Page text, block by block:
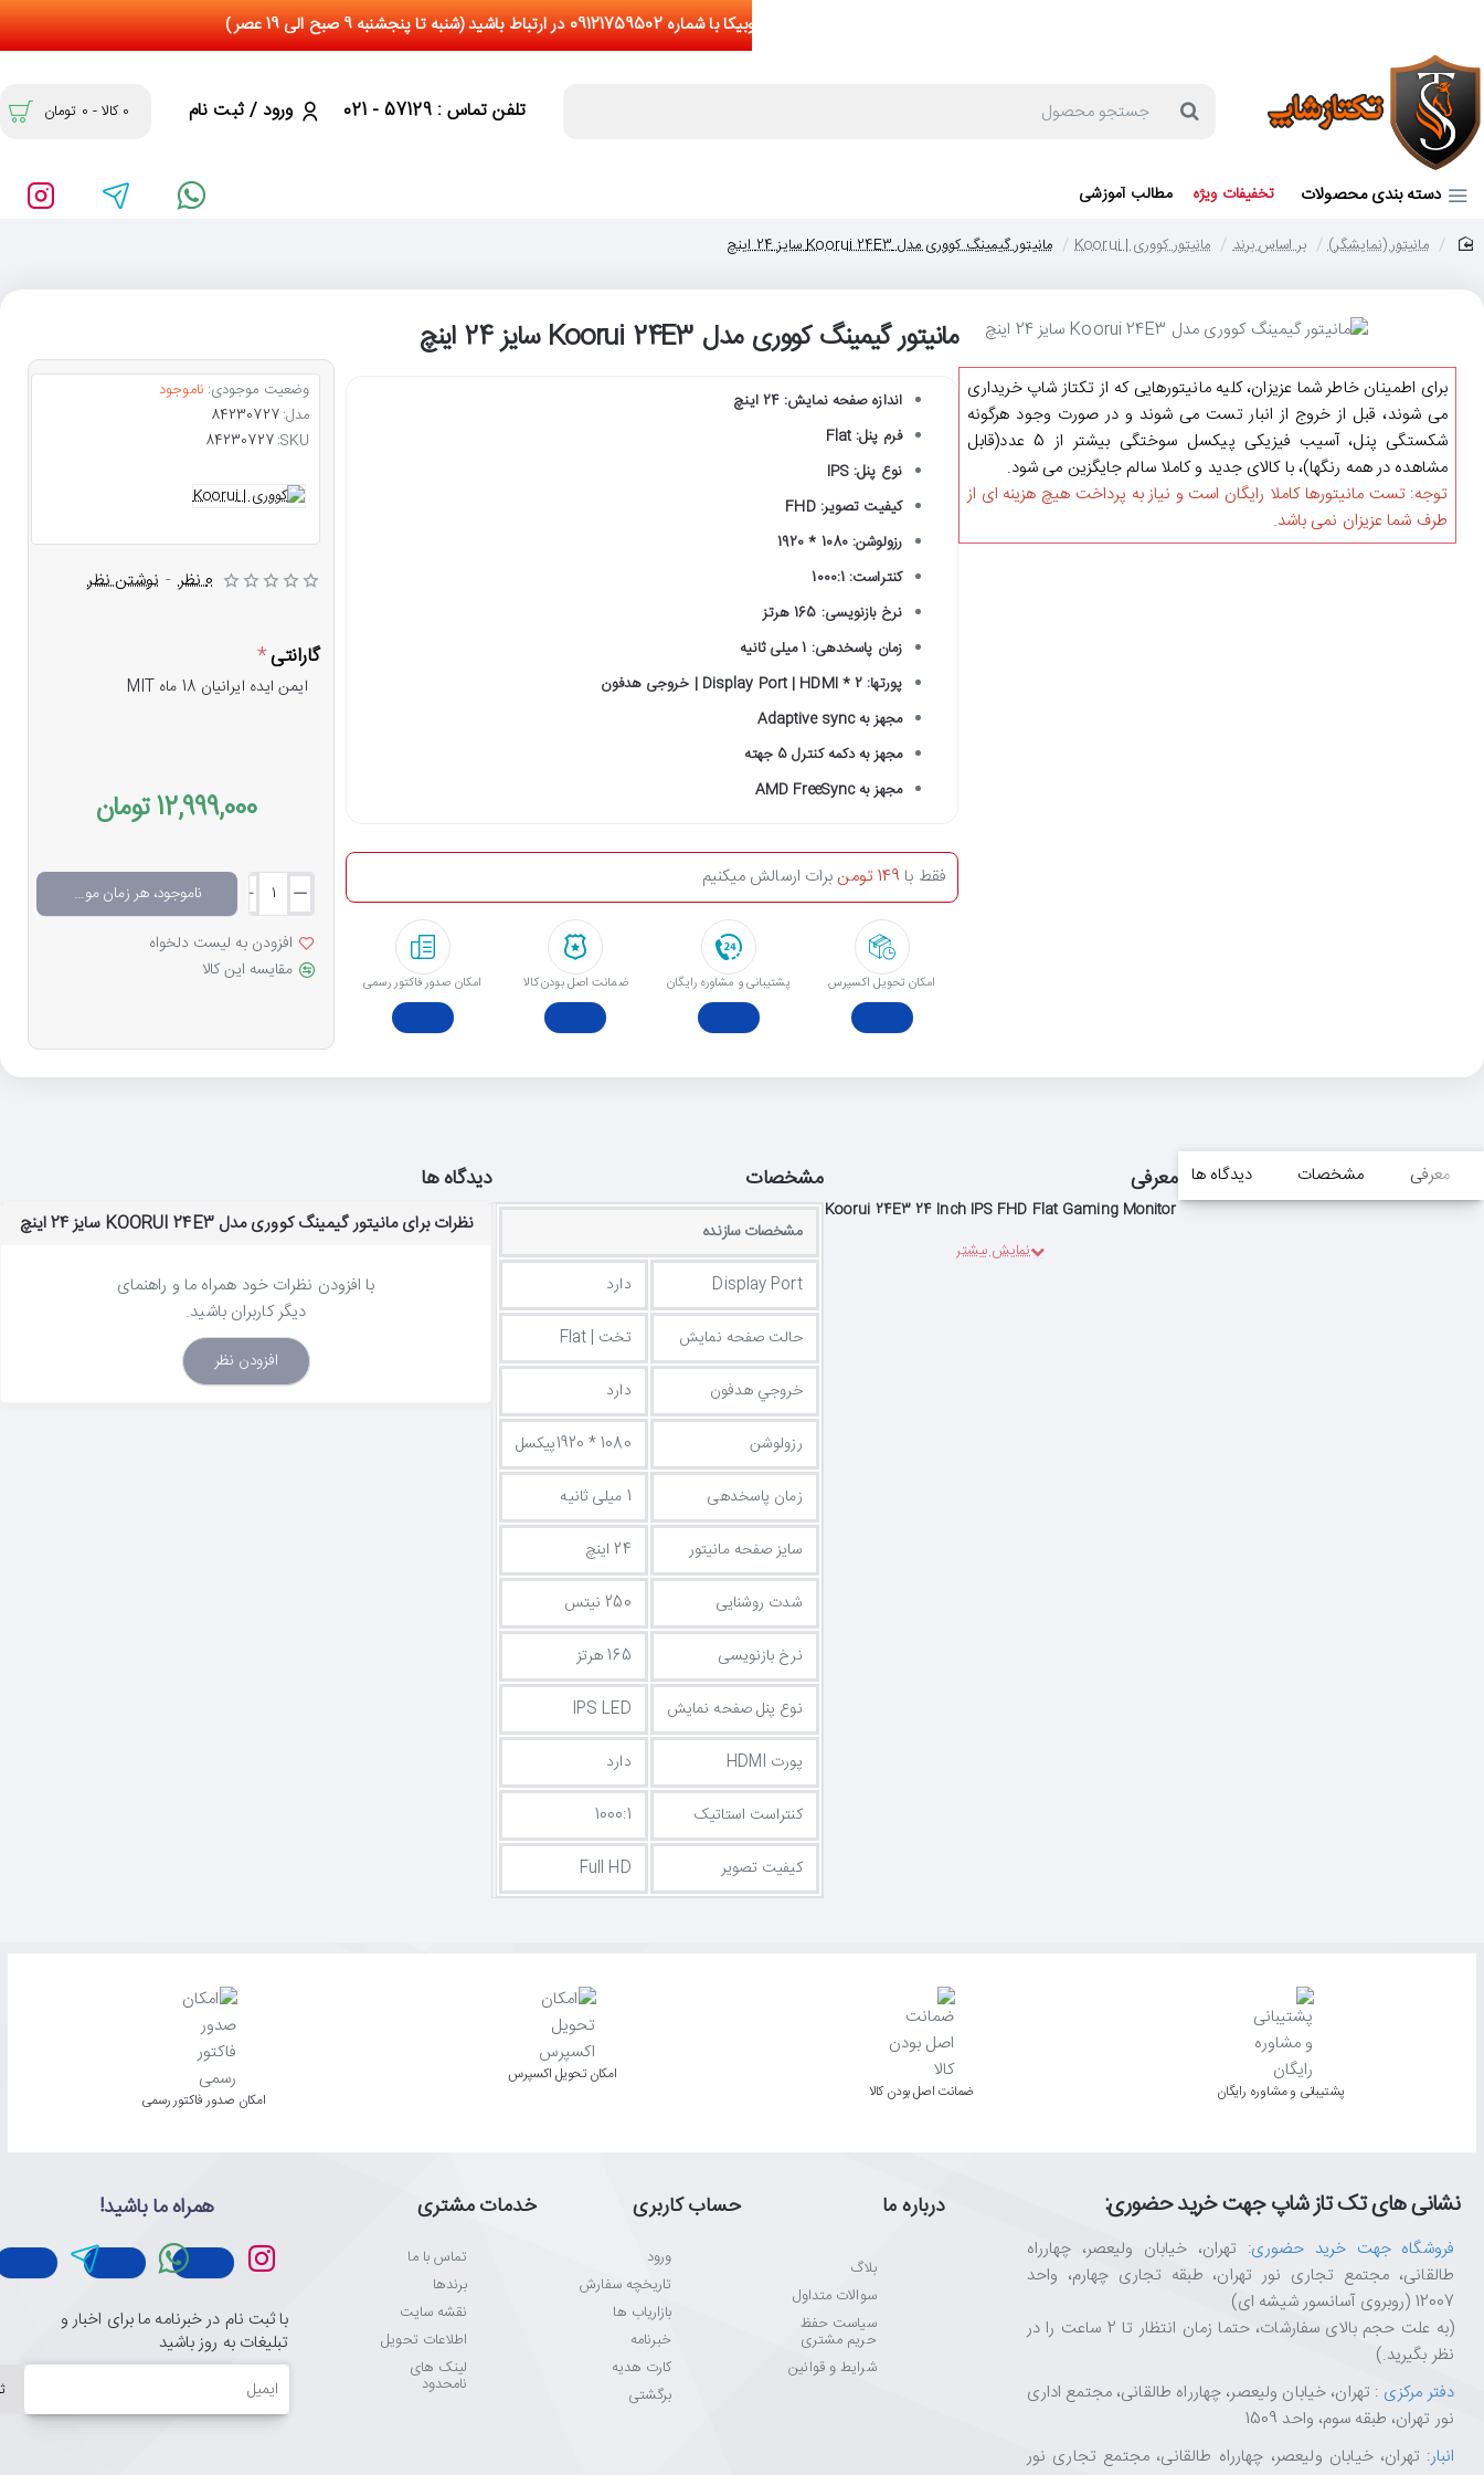
جستجو
تلفن تماس : 57129 - 021 ورود / ثبت نام 0 کالا - 0 تومان
دسته بندی محصولات تخفیفات ویژه مطالب آموزشی
مانیتور (نمایشگر) بر اساس برند مانیتور کووری | Koorui مانیتور گیمینگ کووری مدل Koorui 24E3 سایز 24 اینچ
برای اطمینان خاطر شما عزیزان، کلیه مانیتورهایی که از تکتاز شاپ خریداری
می شوند، قبل از خروج از انبار تست می شوند و در صورت وجود هرگونه
شکستگی پنل، آسیب فیزیکی پیکسل سوختگی بیشتر از 5 عدد(قابل
مشاهده در همه رنگها)، با کالای جدید و کاملا سالم جایگزین می شود.
توجه: تست مانیتورها کاملا رایگان است و نیاز به پرداخت هیچ هزینه ای از
طرف شما عزیزان نمی باشد.
مانیتور گیمینگ کووری مدل Koorui 24E3 سایز 24 اینچ
اندازه صفحه نمایش: 24 اینچ
فرم پنل: Flat
نوع پنل: IPS
کیفیت تصویر: FHD
رزولوشن: 1080 * 1920
کنتراست: 1000:1
نرخ بازنویسی: 165 هرتز
زمان پاسخدهی: 1 میلی ثانیه
پورتها: Display Port | HDMI * 2 | خروجی هدفون
مجهز به Adaptive sync
مجهز به دکمه کنترل 5 جهته
مجهز به AMD FreeSync
امکان تحویل اکسپرس پشتیبانی و مشاوره رایگان ﺿﻤﺎﻧﺖ اﺻﻞ ﺑﻮدن ﮐﺎﻟﺎ امکان صدور فاکتور رسمی
فقط با 149 تومن برات ارسالش میکنیم
وضعیت موجودی: ناموجود
مدل:84230727
SKU:
84230727
0 نظر - نوشتن نظر
گارانتی
ایمن ایده ایرانیان 18 ماه MIT
12,999,000 تومان
ناموجود، هر زمان موجود شد خبرم کن
افزودن به لیست دلخواه
مقایسه این کالا
معرفی مشخصات دیدگاه ها معرفی
Koorui 24E3 24 Inch IPS FHD Flat Gaming Monitor
مشخصات
مشخصات سازنده
Display Port
دارد
حالت صفحه نمایش
تخت | Flat
خروجي هدفون
دارد
رزولوشن
1080 * 1920پیکسل
زمان پاسخدهی
1 میلی ثانیه
سایز صفحه مانیتور
24 اینچ
شدت روشنایی
250 نیتس
نرخ بازنویسی
165 هرتز
نوع پنل صفحه نمایش
IPS LED
پورت HDMI
دارد
کنتراست استاتیک
1000:1
کیفیت تصویر
Full HD
دیدگاه ها
نظرات برای مانیتور گیمینگ کووری مدل KOORUI 24E3 سایز 24 اینچ
با افزودن نظرات خود همراه ما و راهنمای
دیگر کاربران باشید.
افزودن نظر
پشتیبانی و مشاوره رایگان ﺿﻤﺎﻧﺖ اﺻﻞ ﺑﻮدن ﮐﺎﻟﺎ
اﻣﮑﺎن ﺗﺤﻮﯾﻞ اﮐﺴﭙﺮس
امکان صدور فاکتور رسمی
نشانی های تک تاز شاپ جهت خرید حضوری:
فروشگاه جهت خرید حضوری: تهران، خیابان ولیعصر، چهارراه
طالقانی، مجتمع تجاری نور تهران، طبقه تجاری چهارم، واحد
12007 (روبروی آسانسور شیشه ای)
(به علت حجم بالای سفارشات، حتما زمان انتظار تا 2 ساعت را در
نظر بگیرید.)
دفتر مرکزی : تهران، خیابان ولیعصر، چهارراه طالقانی، مجتمع اداری
نور تهران، طبقه سوم، واحد 1509
انبار: تهران، خیابان ولیعصر، چهارراه طالقانی، مجتمع تجاری نور
درباره ما
بلاگ
سوالات متداول
سیاست حفظ
حریم مشتری
شرایط و قوانین
حساب کاربری
ورود
تاریخچه سفارش
بازاریاب ها
خبرنامه
کارت هدیه
برگشتی
خدمات مشتری
تماس با ما
برندها
نقشه سایت
اطلاعات تحویل
لینک های
نامحدود
همراه ما باشید!
با ثبت نام در خبرنامه ما برای اخبار و
تبلیغات به روز باشید
ایمیل